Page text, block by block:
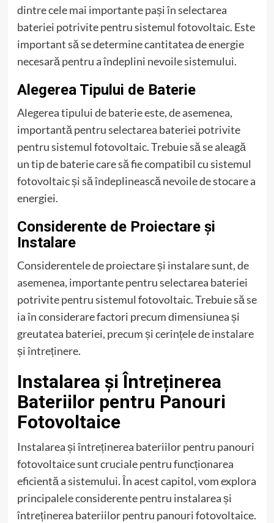
dintre cele mai importante pași în selectarea
bateriei potrivite pentru sistemul fotovoltaic. Este
important să se determine cantitatea de energie
necesară pentru a îndeplini nevoile sistemului.
Alegerea Tipului de Baterie
Alegerea tipului de baterie este, de asemenea,
importantă pentru selectarea bateriei potrivite
pentru sistemul fotovoltaic. Trebuie să se aleagă
un tip de baterie care să fie compatibil cu sistemul
fotovoltaic și să îndeplinească nevoile de stocare a
energiei.
Considerente de Proiectare și
Instalare
Considerentele de proiectare și instalare sunt, de
asemenea, importante pentru selectarea bateriei
potrivite pentru sistemul fotovoltaic. Trebuie să se
ia în considerare factori precum dimensiunea și
greutatea bateriei, precum și cerințele de instalare
și întreținere.
Instalarea și Întreținerea
Bateriilor pentru Panouri
Fotovoltaice
Instalarea și întreținerea bateriilor pentru panouri
fotovoltaice sunt cruciale pentru funcționarea
eficientă a sistemului. În acest capitol, vom explora
principalele considerente pentru instalarea și
întreținerea bateriilor pentru panouri fotovoltaice.